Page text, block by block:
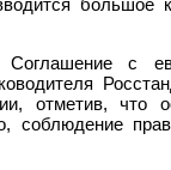
с
отметив,
соблюдение